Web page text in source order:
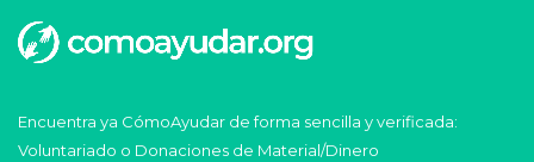
Encuentra ya CómoAyudar de forma sencilla y verificada:
Voluntariado o Donaciones de Material/Dinero